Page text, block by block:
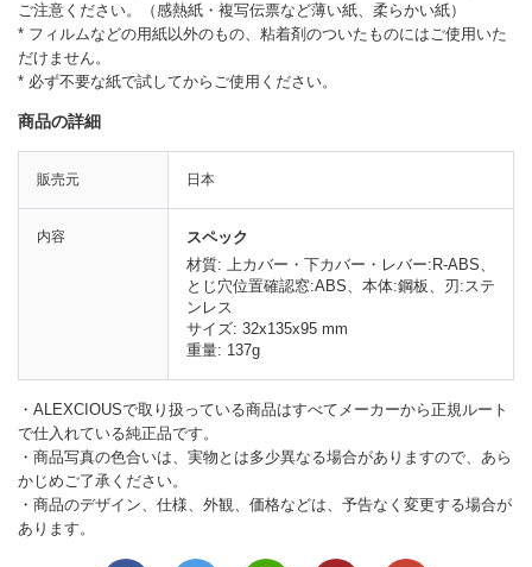
ご注意ください。（感熱紙・複写伝票など薄い紙、柔らかい紙）
* フィルムなどの用紙以外のもの、粘着剤のついたものにはご使用いた
だけません。
* 必ず不要な紙で試してからご使用ください。
商品の詳細
販売元 日本
内容
スペック
材質: 上カバー・下カバー・レバー:R-ABS、
とじ穴位置確認窓:ABS、本体:鋼板、刃:ステ
ンレス
サイズ: 32x135x95 mm
重量: 137g
・ALEXCIOUSで取り扱っている商品はすべてメーカーから正規ルート
で仕入れている純正品です。
・商品写真の色合いは、実物とは多少異なる場合がありますので、あら
かじめご了承ください。
・商品のデザイン、仕様、外観、価格などは、予告なく変更する場合が
あります。